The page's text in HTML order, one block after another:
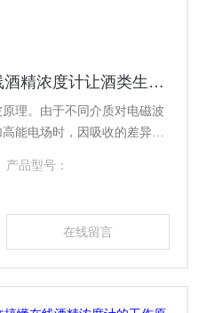
告别人工化验误差：在线酒精浓度计让酒类生产效率提升30%
理。由于不同介质对电磁波
能电场时，因吸收的差异，
产品型号：
在线留言